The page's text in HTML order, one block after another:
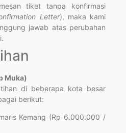
tiket tanpa konfirmasi
Letter), maka kami
jawab atas perubahan
Muka)
di beberapa kota besar
berikut:
Kemang (Rp 6.000.000 /